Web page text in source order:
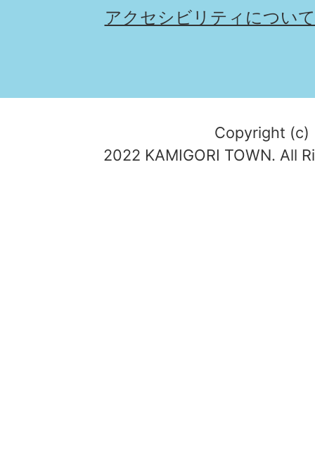
アクセシビリティについて
Copyright (c)
2022 KAMIGORI TOWN. All